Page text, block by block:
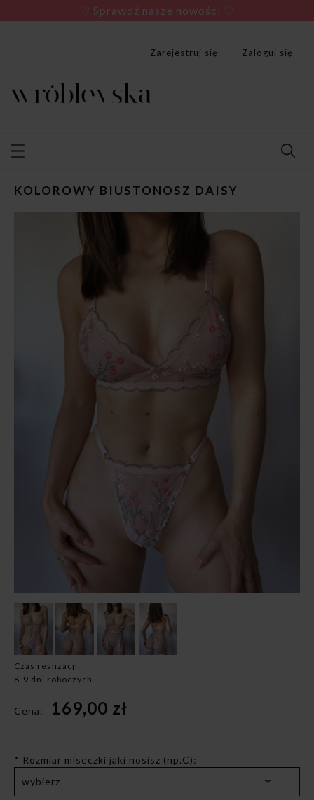
♡ Sprawdź nasze nowości ♡
Zarejestruj się Zaloguj się
KOLOROWY BIUSTONOSZ DAISY
Czas realizacji:
8-9 dni roboczych
Cena: 169,00 zł
* Rozmiar miseczki jaki nosisz (np.C):